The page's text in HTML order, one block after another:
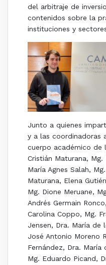
del arbitraje de
contenidos sobre la
instituciones y
Junto a quienes
y a las coordinadoras
cuerpo académico de
Cristián Maturana,
María Agnes Salah,
Maturana, Elena
Mg. Dione Meruane,
Andrés Germain
Carolina Coppo, Mg.
Jensen, Dra. María de
José Antonio Moreno
Fernández, Dra. María
Mg. Eduardo Picand,